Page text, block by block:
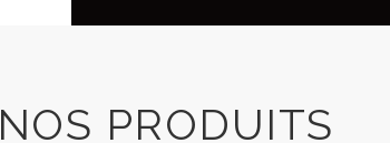
NOS PRODUITS